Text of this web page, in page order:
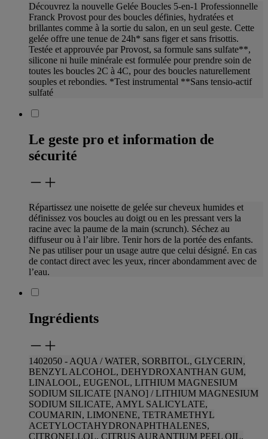
Découvrez la nouvelle Gelée Boucles 5-en-1 Professionnelle
Franck Provost pour des boucles définies, hydratées et
brillantes comme à la sortie du salon, en un seul geste. Cette
gelée offre une tenue de 24h* sans figer et sans frisottis.
Testée et approuvée par Provost, sa formule sans sulfate**,
silicone ni huile minérale est formulée pour prendre soin de
toutes les boucles 2C à 4C, pour des boucles naturellement
souples et rebondies. *Test instrumental **Sans tensio-actif
sulfaté
Le geste pro et information de
sécurité
Répartissez une noisette de gelée sur cheveux humides et
définissez vos boucles au doigt ou en les pressant vers la
racine avec la paume de la main (scrunch). Séchez au
diffuseur ou à l’air libre. Tenir hors de la portée des enfants.
Ne pas utiliser pour un usage autre que celui désigné. En cas
de contact direct avec les yeux, rincer abondamment avec de
l’eau.
Ingrédients
1402050 - AQUA / WATER, SORBITOL, GLYCERIN,
BENZYL ALCOHOL, DEHYDROXANTHAN GUM,
LINALOOL, EUGENOL, LITHIUM MAGNESIUM
SODIUM SILICATE [NANO] / LITHIUM MAGNESIUM
SODIUM SILICATE, AMYL SALICYLATE,
COUMARIN, LIMONENE, TETRAMETHYL
ACETYLOCTAHYDRONAPHTHALENES,
CITRONELLOL, CITRUS AURANTIUM PEEL OIL,